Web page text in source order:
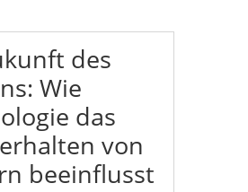
des
Wie
das
von
beeinflusst